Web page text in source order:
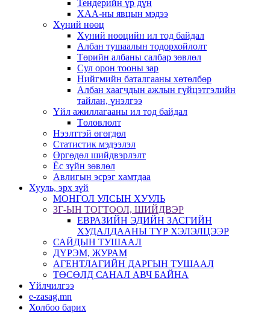
Тендерийн үр дүн
ХАА-ны явцын мэдээ
Хүний нөөц
Хүний нөөцийн ил тод байдал
Албан тушаалын тодорхойлолт
Төрийн албаны салбар зөвлөл
Сул орон тооны зар
Нийгмийн баталгааны хөтөлбөр
Албан хаагчдын ажлын гүйцэтгэлийн
тайлан, үнэлгээ
Үйл ажиллагааны ил тод байдал
Төлөвлөлт
Нээлттэй өгөгдөл
Статистик мэдээлэл
Өргөдөл шийдвэрлэлт
Ёс зүйн зөвлөл
Авлигын эсрэг хамтдаа
Хууль, эрх зүй
МОНГОЛ УЛСЫН ХУУЛЬ
ЗГ-ЫН ТОГТООЛ, ШИЙДВЭР
ЕВРАЗИЙН ЭДИЙН ЗАСГИЙН
ХУДАЛДААНЫ ТҮР ХЭЛЭЛЦЭЭР
САЙДЫН ТУШААЛ
ДҮРЭМ, ЖУРАМ
АГЕНТЛАГИЙН ДАРГЫН ТУШААЛ
ТӨСӨЛД САНАЛ АВЧ БАЙНА
Үйлчилгээ
e-zasag.mn
Холбоо барих